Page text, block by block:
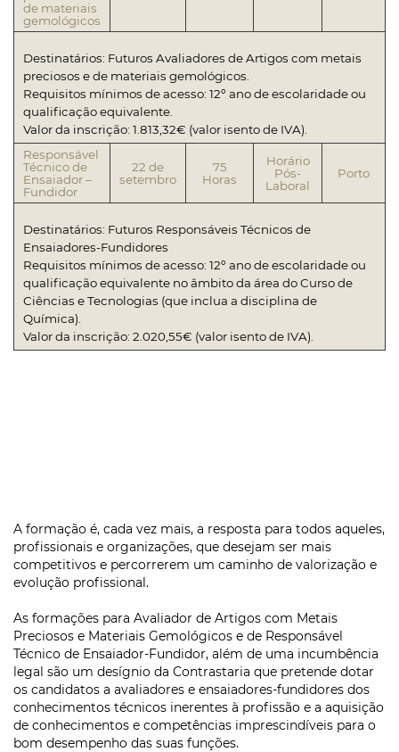
de materiais
gemológicos
Destinatários: Futuros Avaliadores de Artigos com metais
preciosos e de materiais gemológicos.
Requisitos mínimos de acesso: 12º ano de escolaridade ou
qualificação equivalente.
Valor da inscrição: 1.813,32€ (valor isento de IVA).
Responsável
Técnico de
Ensaiador –
Fundidor
22 de
setembro
75
Horas
Horário
Pós-
Laboral
Porto
Destinatários: Futuros Responsáveis Técnicos de
Ensaiadores-Fundidores
Requisitos mínimos de acesso: 12º ano de escolaridade ou
qualificação equivalente no âmbito da área do Curso de
Ciências e Tecnologias (que inclua a disciplina de
Química).
Valor da inscrição: 2.020,55€ (valor isento de IVA).
A formação é, cada vez mais, a resposta para todos aqueles,
profissionais e organizações, que desejam ser mais
competitivos e percorrerem um caminho de valorização e
evolução profissional.
As formações para Avaliador de Artigos com Metais
Preciosos e Materiais Gemológicos e de Responsável
Técnico de Ensaiador-Fundidor, além de uma incumbência
legal são um desígnio da Contrastaria que pretende dotar
os candidatos a avaliadores e ensaiadores-fundidores dos
conhecimentos técnicos inerentes à profissão e a aquisição
de conhecimentos e competências imprescindíveis para o
bom desempenho das suas funções.